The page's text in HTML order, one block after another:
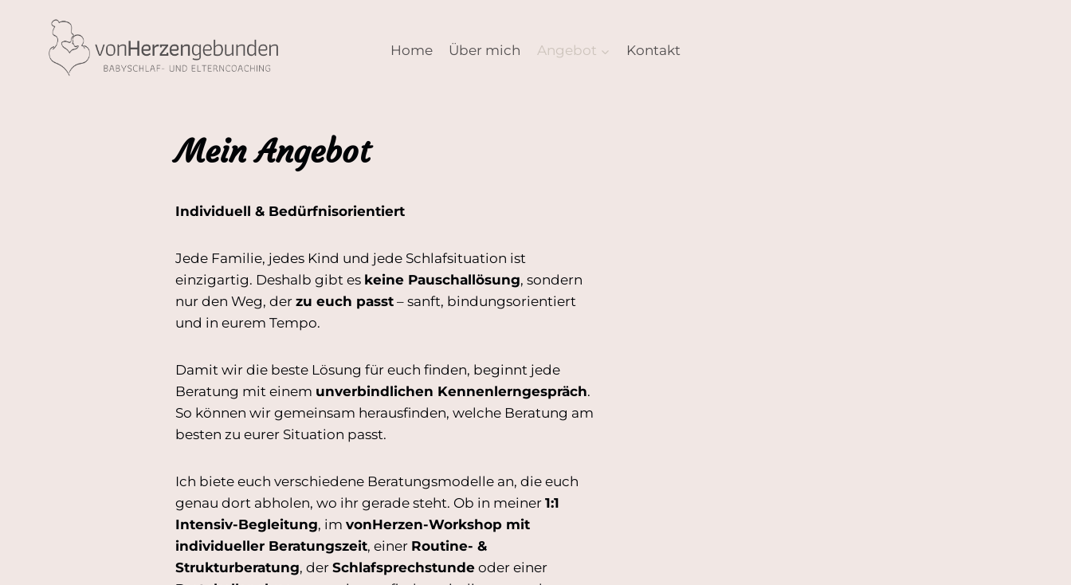
springen
Home Über mich Angebot Kontakt
Mein Angebot
Individuell & Bedürfnisorientiert
Jede Familie, jedes Kind und jede Schlafsituation ist
einzigartig. Deshalb gibt es keine Pauschallösung, sondern
nur den Weg, der zu euch passt– sanft, bindungsorientiert
und in eurem Tempo.
Damit wir die beste Lösung für euch finden, beginnt jede
Beratung mit einem unverbindlichen Kennenlerngespräch.
So können wir gemeinsam herausfinden, welche Beratung am
besten zu eurer Situation passt.
Ich biete euch verschiedene Beratungsmodelle an, die euch
genau dort abholen, wo ihr gerade steht. Ob in meiner 1:1
Intensiv-Begleitung, im vonHerzen-Workshop mit
individueller Beratungszeit, einer Routine- &
Strukturberatung, der Schlafsprechstundeoder einer